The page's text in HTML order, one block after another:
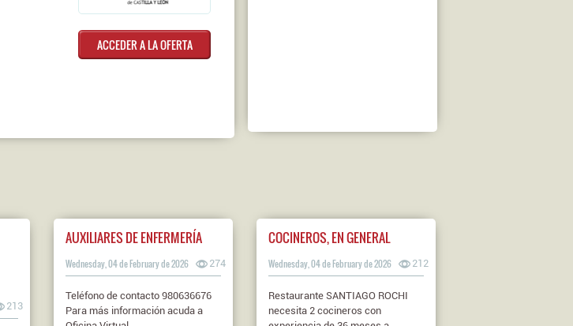
ACCEDER A LA OFERTA
213
AUXILIARES DE ENFERMERÍA
Wednesday, 04 de February de 2026 274
Teléfono de contacto 980636676
Para más información acuda a
COCINEROS, EN GENERAL
Wednesday, 04 de February de 2026 212
Restaurante SANTIAGO ROCHI
necesita 2 cocineros con